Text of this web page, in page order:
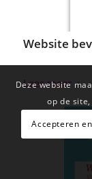
Website
Lees meer
Deze website
op de
Accepteren